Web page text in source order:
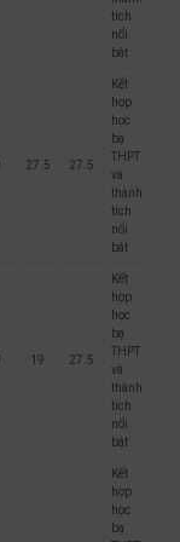
tích
nổi
bật
27.5 27.5
Kết
hợp
học
bạ
THPT
và
thành
tích
nổi
bật
19 27.5
Kết
hợp
học
bạ
THPT
và
thành
tích
nổi
bật
Kết
hợp
học
bạ